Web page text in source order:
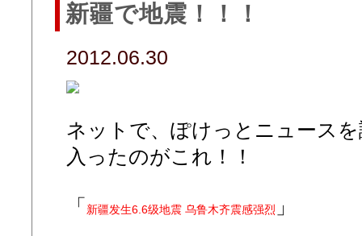
新疆で地震！！！
2012.06.30
ネットで、ぽけっとニュース
入ったのがこれ！！
「 新疆发生6.6级地震 乌鲁木齐震感强烈 」